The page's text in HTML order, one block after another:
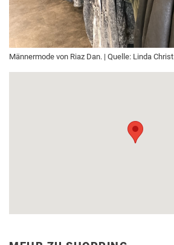
Männermode von Riaz Dan. | Quelle: Linda Christ